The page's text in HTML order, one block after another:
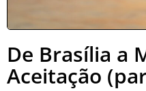
De Brasília a
Aceitação